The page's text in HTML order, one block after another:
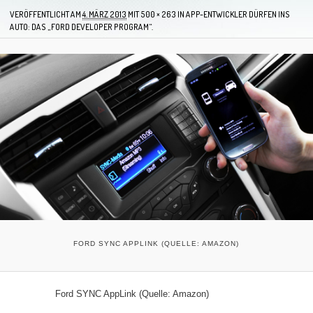
VERÖFFENTLICHT AM4. MÄRZ 2013 MIT500 × 263 IN APP-ENTWICKLER DÜRFEN INS
AUTO: DAS „FORD DEVELOPER PROGRAM“.
FORD SYNC APPLINK (QUELLE: AMAZON)
Ford SYNC AppLink (Quelle: Amazon)